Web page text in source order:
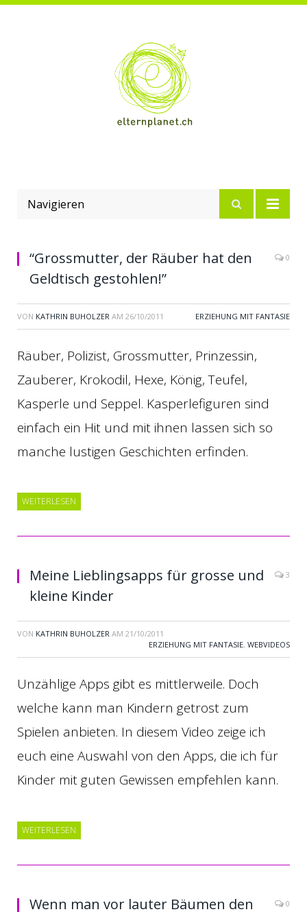
Navigieren
“Grossmutter, der Räuber hat den
Geldtisch gestohlen!”
0
VON KATHRIN BUHOLZER AM 26/10/2011 ERZIEHUNG MIT FANTASIE
Räuber, Polizist, Grossmutter, Prinzessin,
Zauberer, Krokodil, Hexe, König, Teufel,
Kasperle und Seppel. Kasperlefiguren sind
einfach ein Hit und mit ihnen lassen sich so
manche lustigen Geschichten erfinden.
WEITERLESEN
Meine Lieblingsapps für grosse und
kleine Kinder
3
VON KATHRIN BUHOLZER AM 21/10/2011
ERZIEHUNG MIT FANTASIE, WEBVIDEOS
Unzählige Apps gibt es mittlerweile. Doch
welche kann man Kindern getrost zum
Spielen anbieten. In diesem Video zeige ich
euch eine Auswahl von den Apps, die ich für
Kinder mit guten Gewissen empfehlen kann.
WEITERLESEN
Wenn man vor lauter Bäumen den
0